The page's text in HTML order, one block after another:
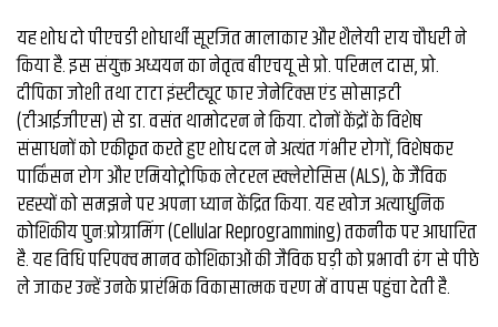
यह शोध दो पीएचडी शोधार्थी सूरजित मालाकार और शैलेयी राय चौधरी ने
किया है. इस संयुक्त अध्ययन का नेतृत्व बीएचयू से प्रो. परिमल दास, प्रो.
दीपिका जोशी तथा टाटा इंस्टीट्यूट फार जेनेटिक्स एंड सोसाइटी
(टीआईजीएस) से डा. वसंत थामोदरन ने किया. दोनों केंद्रों के विशेष
संसाधनों को एकीकृत करते हुए शोध दल ने अत्यंत गंभीर रोगों, विशेषकर
पार्किंसन रोग और एमियोट्रोफिक लेटरल स्क्लेरोसिस (ALS), के जैविक
रहस्यों को समझने पर अपना ध्यान केंद्रित किया. यह खोज अत्याधुनिक
कोशिकीय पुनःप्रोग्रामिंग (Cellular Reprogramming) तकनीक पर आधारित
है. यह विधि परिपक्व मानव कोशिकाओं की जैविक घड़ी को प्रभावी ढंग से पीछे
ले जाकर उन्हें उनके प्रारंभिक विकासात्मक चरण में वापस पहुंचा देती है.